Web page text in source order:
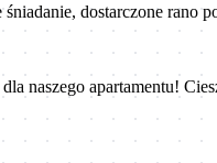
dostarczone rano
naszego apartamentu!